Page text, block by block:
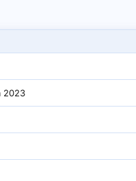
2023